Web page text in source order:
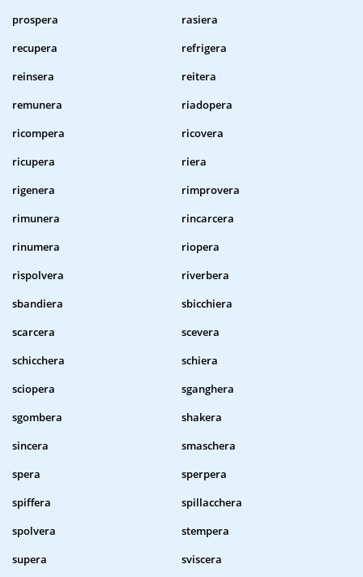
prospera
rasiera
recupera
refrigera
reinsera
reitera
remunera
riadopera
ricompera
ricovera
ricupera
riera
rigenera
rimprovera
rimunera
rincarcera
rinumera
riopera
rispolvera
riverbera
sbandiera
sbicchiera
scarcera
scevera
schicchera
schiera
sciopera
sganghera
sgombera
shakera
sincera
smaschera
spera
sperpera
spiffera
spillacchera
spolvera
stempera
supera
sviscera